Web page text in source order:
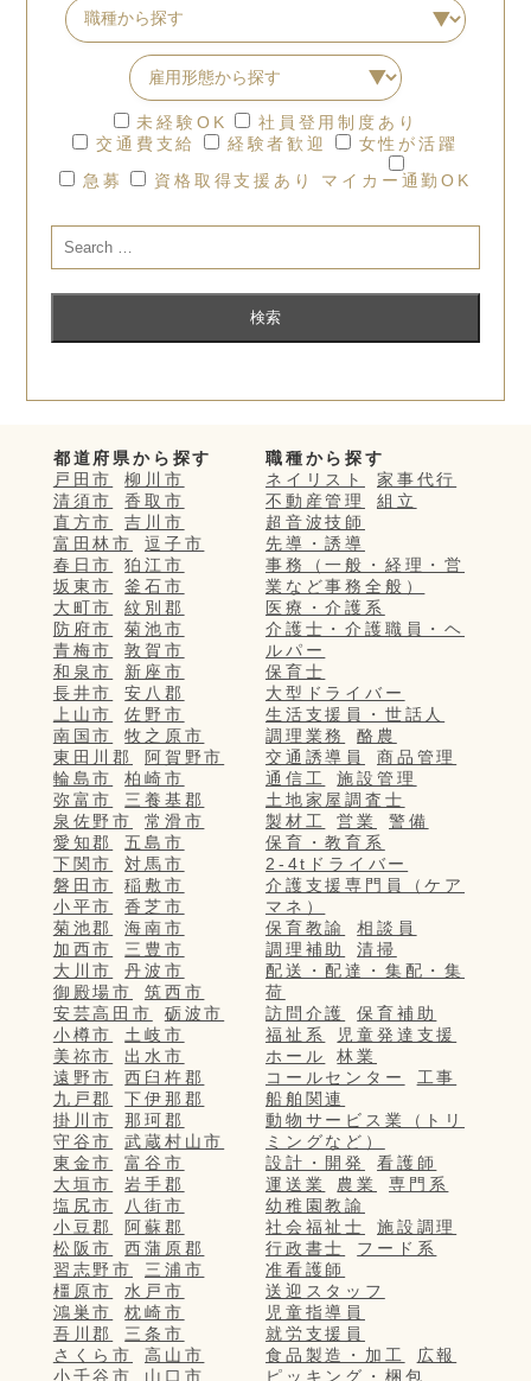
未経験OK
社員登用制度あり
交通費支給
経験者歓迎
女性が活躍
急募
資格取得支援あり マイカー通勤OK
都道府県から探す
戸田市
柳川市
清須市
香取市
直方市
吉川市
富田林市
逗子市
春日市
狛江市
坂東市
釜石市
大町市
紋別郡
防府市
菊池市
青梅市
敦賀市
和泉市
新座市
長井市
安八郡
上山市
佐野市
南国市
牧之原市
東田川郡
阿賀野市
輪島市
柏崎市
弥富市
三養基郡
泉佐野市
常滑市
愛知郡
五島市
下関市
対馬市
磐田市
稲敷市
小平市
香芝市
菊池郡
海南市
加西市
三豊市
大川市
丹波市
御殿場市
筑西市
安芸高田市
砺波市
小樽市
土岐市
美祢市
出水市
遠野市
西臼杵郡
九戸郡
下伊那郡
掛川市
那珂郡
守谷市
武蔵村山市
東金市
富谷市
大垣市
岩手郡
塩尻市
八街市
小豆郡
阿蘇郡
松阪市
西蒲原郡
習志野市
三浦市
橿原市
水戸市
鴻巣市
枕崎市
吾川郡
三条市
さくら市
高山市
小千谷市
山口市
職種から探す
ネイリスト
家事代行
不動産管理
組立
超音波技師
先導・誘導
事務（一般・経理・営
業など事務全般）
医療・介護系
介護士・介護職員・ヘ
ルパー
保育士
大型ドライバー
生活支援員・世話人
調理業務
酪農
交通誘導員
商品管理
通信工
施設管理
土地家屋調査士
製材工
営業
警備
保育・教育系
2-4tドライバー
介護支援専門員（ケア
マネ）
保育教諭
相談員
調理補助
清掃
配送・配達・集配・集
荷
訪問介護
保育補助
福祉系
児童発達支援
ホール
林業
コールセンター
工事
船舶関連
動物サービス業（トリ
ミングなど）
設計・開発
看護師
運送業
農業
専門系
幼稚園教諭
社会福祉士
施設調理
行政書士
フード系
准看護師
送迎スタッフ
児童指導員
就労支援員
食品製造・加工
広報
ピッキング・梱包